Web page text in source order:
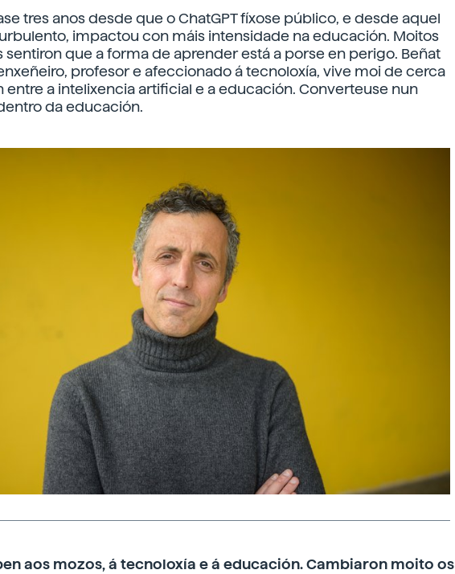
tres anos desde que o ChatGPT fíxose público, e desde aquel
impactou con máis intensidade na educación. Moitos
sentiron que a forma de aprender está a porse en perigo. Beñat
profesor e afeccionado á tecnoloxía, vive moi de cerca
entre a intelixencia artificial e a educación. Converteuse nun
da educación.
aos mozos, á tecnoloxía e á educación. Cambiaron moito os